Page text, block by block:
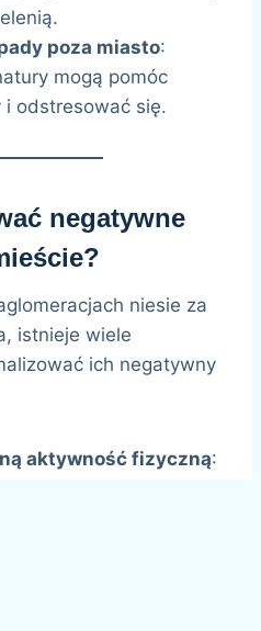
poza miasto:
mogą pomóc
i odstresować się.
negatywne
niesie za
istnieje wiele
ich negatywny
aktywność fizyczną: